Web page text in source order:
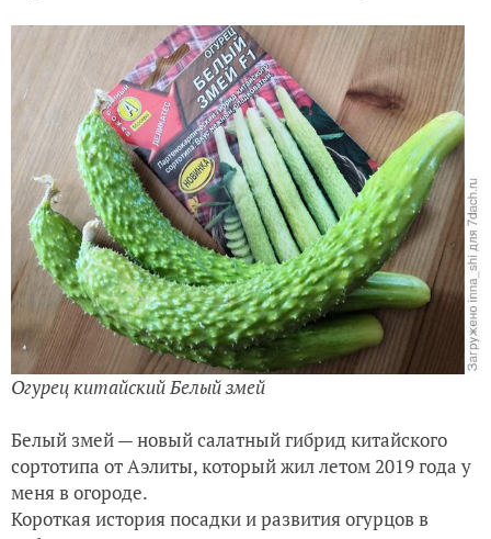
Огурец китайский Белый змей
Белый змей — новый салатный гибрид китайского
сортотипа от Аэлиты, который жил летом 2019 года у
меня в огороде.
Короткая история посадки и развития огурцов в